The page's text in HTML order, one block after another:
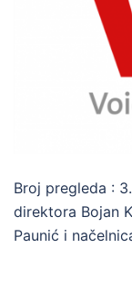
Broj pregleda :
direktora Bojan
Paunić i